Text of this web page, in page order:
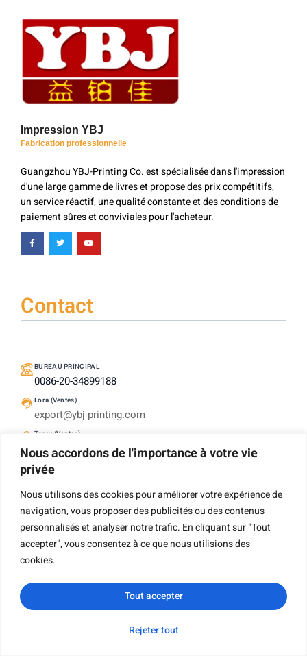
Nous accordons de l'importance à votre vie
privée
Nous utilisons des cookies pour améliorer votre expérience de
navigation, vous proposer des publicités ou des contenus
personnalisés et analyser notre trafic. En cliquant sur "Tout
accepter", vous consentez à ce que nous utilisions des
cookies.
Rejeter tout
Tout accepter
Impression YBJ
Fabrication professionnelle
Guangzhou YBJ-Printing Co. est spécialisée dans l'impression
d'une large gamme de livres et propose des prix compétitifs,
un service réactif, une qualité constante et des conditions de
paiement sûres et conviviales pour l'acheteur.
Contact
BUREAU PRINCIPAL
0086-20-34899188
Lora (Ventes)
export@ybj-printing.com
Tracy (Ventes)
supply@ybj-printing.com
Tara (Ventes)
Oswin (Ventes)
seller@ybj-printing.com
SIEGE
Room 1503, Haoyun Building, No 376 Xingang Mid
Road. Haizhu District, Guangzhou, Chine 510220
French
Demande de